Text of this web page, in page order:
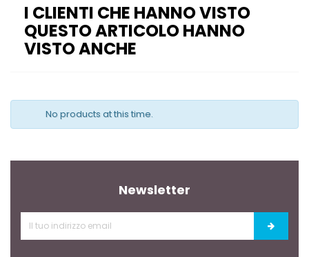
I CLIENTI CHE HANNO VISTO
QUESTO ARTICOLO HANNO
VISTO ANCHE
No products at this time.
Newsletter